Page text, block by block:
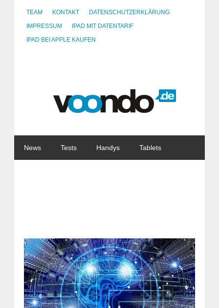
TEAM KONTAKT
DATENSCHUTZERKLÄRUNG
IMPRESSUM
IPAD MIT DATENTARIF
IPAD BEI APPLE KAUFEN
News Tests Handys Tablets